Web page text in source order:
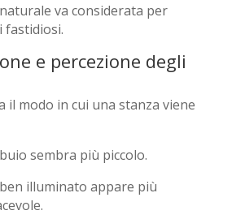
va considerata per
fastidiosi.
e percezione degli
il modo in cui una stanza viene
sembra più piccolo.
illuminato appare più